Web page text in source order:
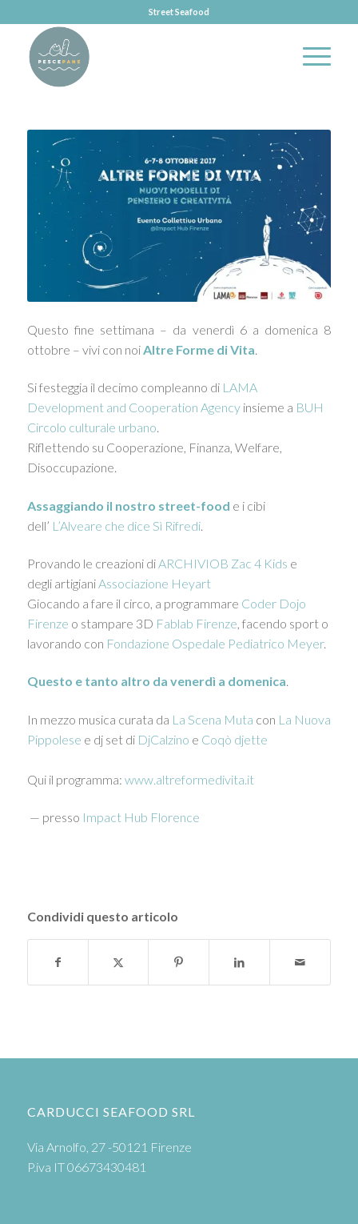
Street Seafood
Questo fine settimana – da venerdì 6 a domenica 8
ottobre – vivi con noiAltre Forme di Vita.
Si festeggia il decimo compleanno di LAMA
Development and Cooperation Agencyinsieme a BUH
Circolo culturale urbano.
Riflettendo su Cooperazione, Finanza, Welfare,
Disoccupazione.
Assaggiando il nostro street-food e i cibi
dell’ L’Alveare che dice Sì Rifredi.
Provando le creazioni diARCHIVIOB Zac 4 Kids e
degli artigianiAssociazione Heyart
Giocando a fare il circo, a programmare Coder Dojo
Firenze o stampare 3D Fablab Firenze, facendo sport o
lavorando con Fondazione Ospedale Pediatrico Meyer.
Questo e tanto altro da venerdì a domenica.
In mezzo musica curata da La Scena Muta con La Nuova
Pippolese e dj set di DjCalzino e Coqò djette
Qui il programma: www.altreformedivita.it
— presso Impact Hub Florence
Condividi questo articolo
CARDUCCI SEAFOOD SRL
Via Arnolfo, 27 -50121 Firenze
P.iva IT 06673430481